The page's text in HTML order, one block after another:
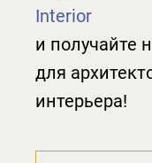
Interior
и получайте
для
интерьера!